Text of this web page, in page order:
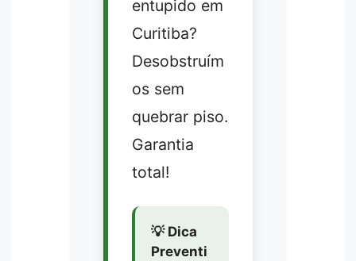
entupido em
Curitiba?
Desobstruím
os sem
quebrar piso.
Garantia
total!
💡 Dica
Preventi